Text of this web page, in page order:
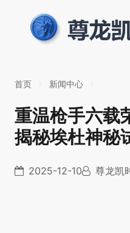
首页 新闻中心
重温枪手六载
揭秘埃杜神秘
2025-12-10 尊龙凯